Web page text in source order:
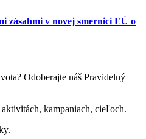
zásahmi v novej smernici EÚ o
Odoberajte náš Pravidelný
kampaniach, cieľoch.